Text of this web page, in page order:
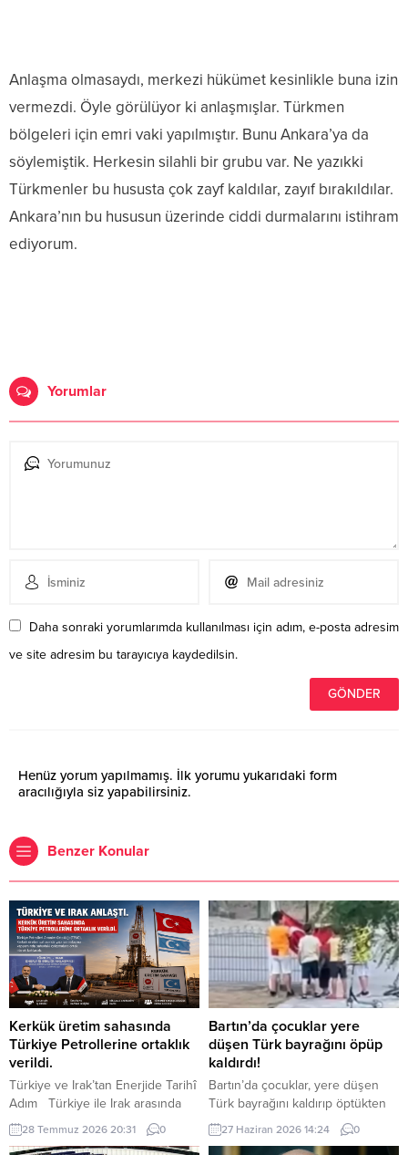
Anlaşma olmasaydı, merkezi hükümet kesinlikle buna izin
vermezdi. Öyle görülüyor ki anlaşmışlar. Türkmen
bölgeleri için emri vaki yapılmıştır. Bunu Ankara’ya da
söylemiştik. Herkesin silahli bir grubu var. Ne yazıkki
Türkmenler bu hususta çok zayf kaldılar, zayıf bırakıldılar.
Ankara’nın bu hususun üzerinde ciddi durmalarını istihram
ediyorum.
Yorumlar
Daha sonraki yorumlarımda kullanılması için adım, e-posta adresim
ve site adresim bu tarayıcıya kaydedilsin.
Henüz yorum yapılmamış. İlk yorumu yukarıdaki form
aracılığıyla siz yapabilirsiniz.
Benzer Konular
Kerkük üretim sahasında
Türkiye Petrollerine ortaklık
verildi.
Türkiye ve Irak’tan Enerjide Tarihî
Adım Türkiye ile Irak arasında
enerji alanındaki iş birliği yeni bir
aşamaya taşındı. Cumhurbaşkanı
28 Temmuz 2026 20:31 0
Bartın’da çocuklar yere
düşen Türk bayrağını öpüp
kaldırdı!
Bartın’da çocuklar, yere düşen
Türk bayrağını kaldırıp öptükten
sonra gelen itfaiye ekiplerinin de
yardımıyla göndere çekti. O anlar
27 Haziran 2026 14:24 0